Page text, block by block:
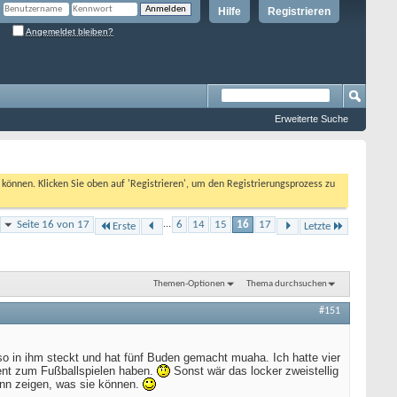
Registrieren
Hilfe
Angemeldet bleiben?
Erweiterte Suche
Klicken Sie oben auf 'Registrieren', um den Registrierungsprozess zu
Seite 16 von 17 Erste ... 6 14 15 16 17 Letzte
Themen-Optionen Thema durchsuchen
#151
in ihm steckt und hat fünf Buden gemacht muaha. Ich hatte vier
zum Fußballspielen haben.
Sonst wär das locker zweistellig
zeigen, was sie können.